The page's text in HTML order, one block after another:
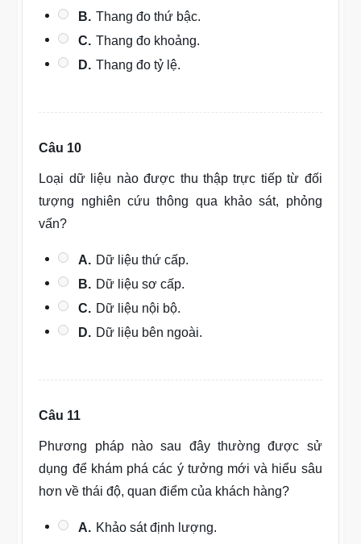
B. Thang đo thứ bậc.
C. Thang đo khoảng.
D. Thang đo tỷ lệ.
Câu 10
Loại dữ liệu nào được thu thập trực tiếp từ đối
tượng nghiên cứu thông qua khảo sát, phỏng
vấn?
A. Dữ liệu thứ cấp.
B. Dữ liệu sơ cấp.
C. Dữ liệu nội bộ.
D. Dữ liệu bên ngoài.
Câu 11
Phương pháp nào sau đây thường được sử
dụng để khám phá các ý tưởng mới và hiểu sâu
hơn về thái độ, quan điểm của khách hàng?
A. Khảo sát định lượng.